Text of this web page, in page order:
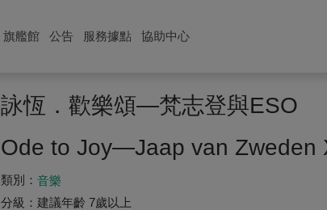
旗艦館 公告 服務據點 協助中心
詠恆．歡樂頌—梵志登與ESO
Ode to Joy—Jaap van Zweden
類別： 音樂
分級： 建議年齡 7歲以上